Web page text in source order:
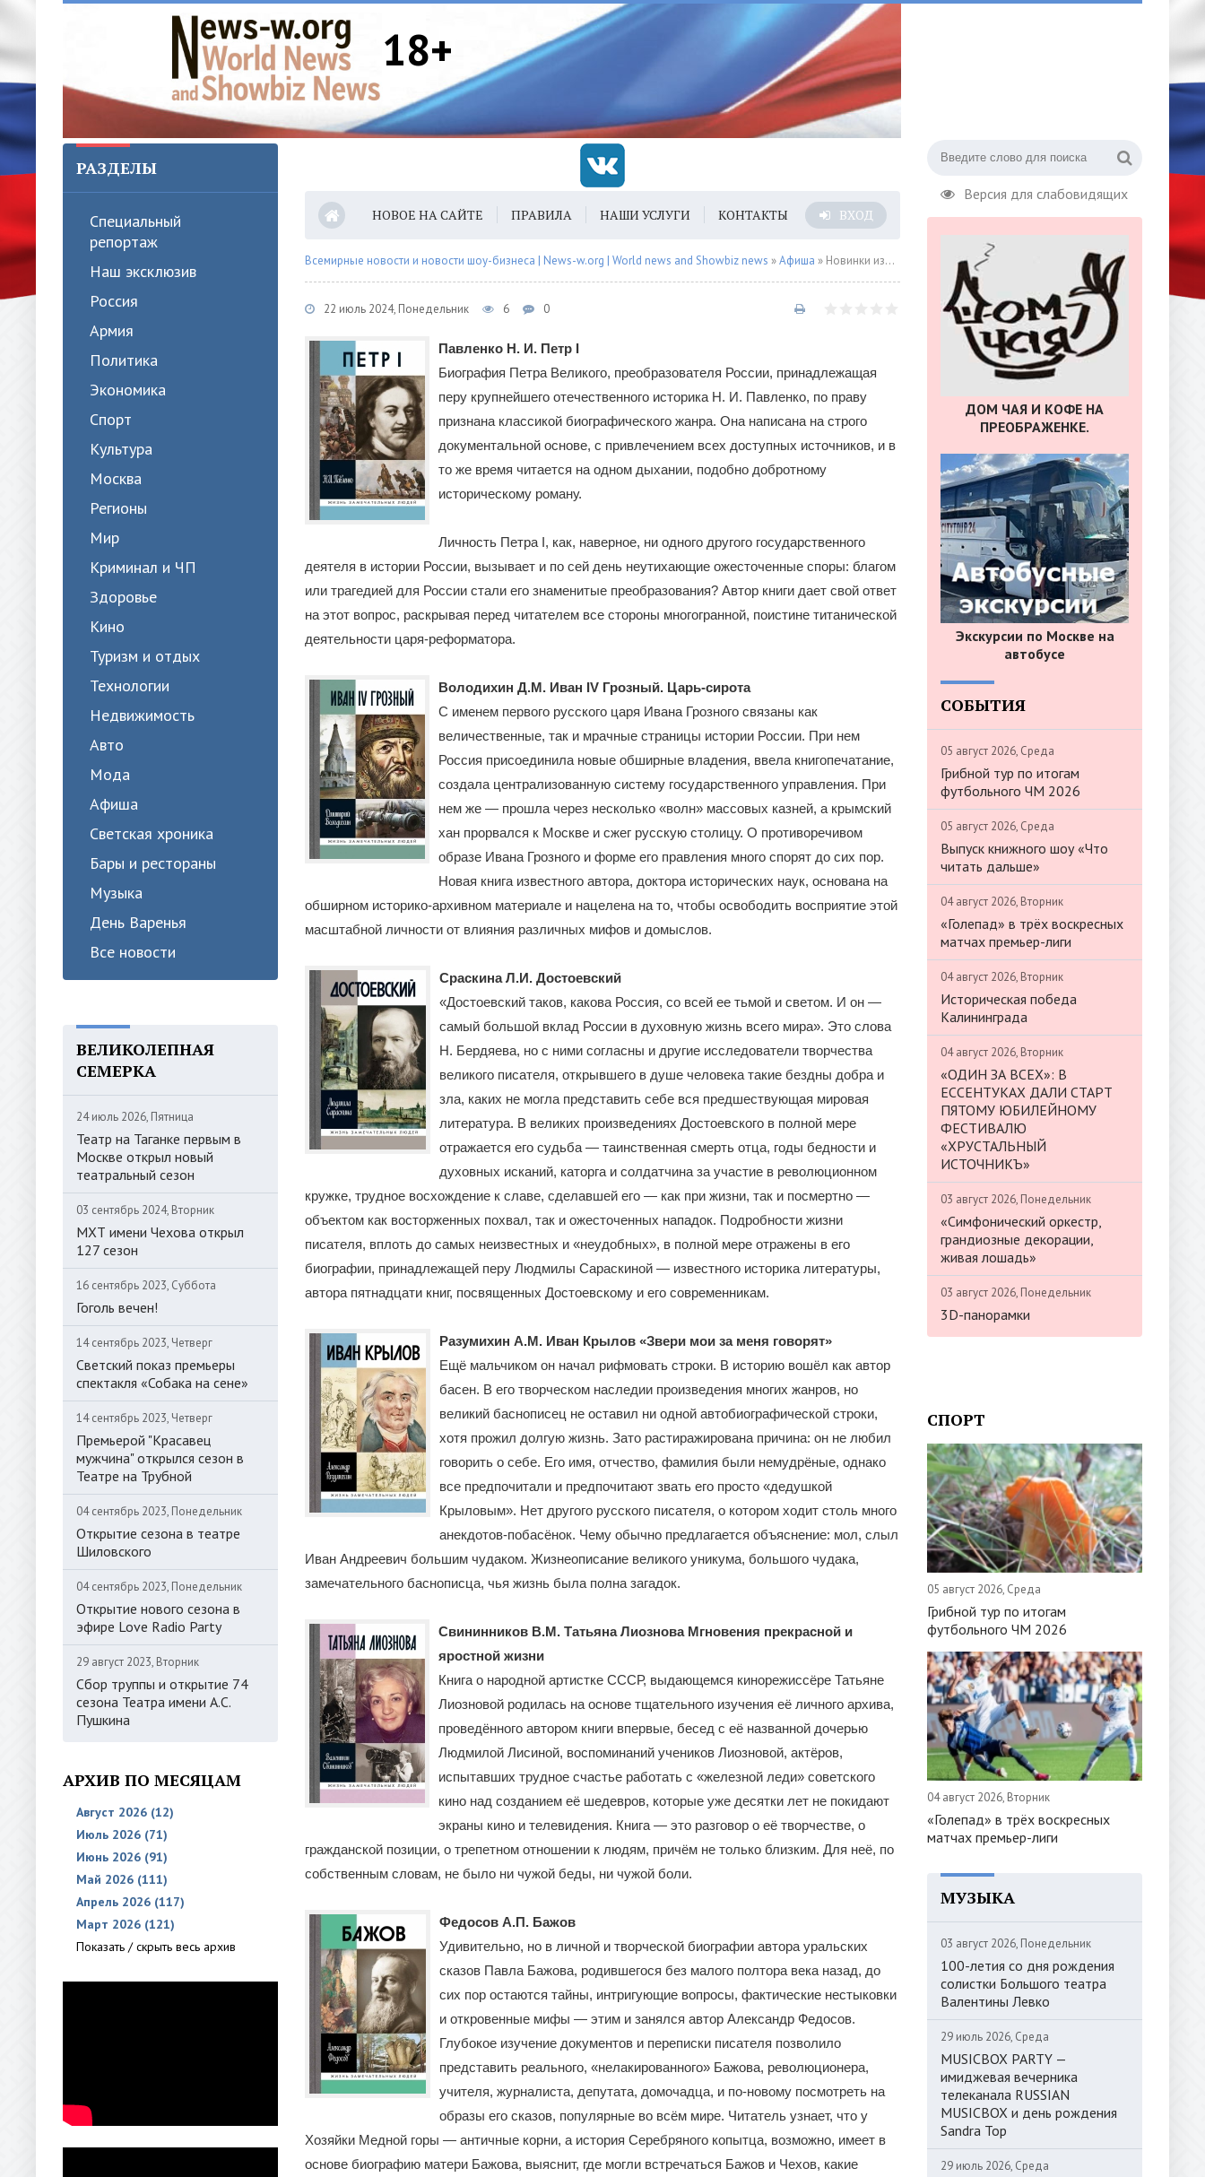
18+
Версия для слабовидящих
РАЗДЕЛЫ
Специальный
репортаж
Наш эксклюзив
Россия
Армия
Политика
Экономика
Спорт
Культура
Москва
Регионы
Мир
Криминал и ЧП
Здоровье
Кино
Туризм и отдых
Технологии
Недвижимость
Авто
Мода
Афиша
Светская хроника
Бары и рестораны
Музыка
День Варенья
Все новости
ВЕЛИКОЛЕПНАЯ
СЕМЕРКА
24 июль 2026, Пятница
Театр на Таганке первым в
Москве открыл новый
театральный сезон
03 сентябрь 2024, Вторник
МХТ имени Чехова открыл
127 сезон
16 сентябрь 2023, Суббота
Гоголь вечен!
14 сентябрь 2023, Четверг
Светский показ премьеры
спектакля «Собака на сене»
14 сентябрь 2023, Четверг
Премьерой "Красавец
мужчина" открылся сезон в
Театре на Трубной
04 сентябрь 2023, Понедельник
Открытие сезона в театре
Шиловского
04 сентябрь 2023, Понедельник
Открытие нового сезона в
эфире Love Radio Party
29 август 2023, Вторник
Сбор труппы и открытие 74
сезона Театра имени А.С.
Пушкина
АРХИВ ПО МЕСЯЦАМ
Август 2026 (12)
Июль 2026 (71)
Июнь 2026 (91)
Май 2026 (111)
Апрель 2026 (117)
Март 2026 (121)
Показать / скрыть весь архив
НОВОЕ НА САЙТЕ ПРАВИЛА НАШИ УСЛУГИ КОНТАКТЫ ВХОД
Всемирные новости и новости шоу-бизнеса | News-w.org | World news and Showbiz news »Афиша » Новинки издательства "Молодая гвардия"
22 июль 2024, Понедельник 6 0
Павленко Н. И. Петр I
Биография Петра Великого, преобразователя России, принадлежащая
перу крупнейшего отечественного историка Н. И. Павленко, по праву
признана классикой биографического жанра. Она написана на строго
документальной основе, с привлечением всех доступных источников, и в
то же время читается на одном дыхании, подобно добротному
историческому роману.
Личность Петра I, как, наверное, ни одного другого государственного
деятеля в истории России, вызывает и по сей день неутихающие ожесточенные споры: благом
или трагедией для России стали его знаменитые преобразования? Автор книги дает свой ответ
на этот вопрос, раскрывая перед читателем все стороны многогранной, поистине титанической
деятельности царя-реформатора.
Володихин Д.М. Иван IV Грозный. Царь-сирота
С именем первого русского царя Ивана Грозного связаны как
величественные, так и мрачные страницы истории России. При нем
Россия присоединила новые обширные владения, ввела книгопечатание,
создала централизованную систему государственного управления. При
нем же — прошла через несколько «волн» массовых казней, а крымский
хан прорвался к Москве и сжег русскую столицу. О противоречивом
образе Ивана Грозного и форме его правления много спорят до сих пор.
Новая книга известного автора, доктора исторических наук, основана на
обширном историко-архивном материале и нацелена на то, чтобы освободить восприятие этой
масштабной личности от влияния различных мифов и домыслов.
Сраскина Л.И. Достоевский
«Достоевский таков, какова Россия, со всей ее тьмой и светом. И он —
самый большой вклад России в духовную жизнь всего мира». Это слова
Н. Бердяева, но с ними согласны и другие исследователи творчества
великого писателя, открывшего в душе человека такие бездны добра и
зла, каких не могла представить себе вся предшествующая мировая
литература. В великих произведениях Достоевского в полной мере
отражается его судьба — таинственная смерть отца, годы бедности и
духовных исканий, каторга и солдатчина за участие в революционном
кружке, трудное восхождение к славе, сделавшей его — как при жизни, так и посмертно —
объектом как восторженных похвал, так и ожесточенных нападок. Подробности жизни
писателя, вплоть до самых неизвестных и «неудобных», в полной мере отражены в его
биографии, принадлежащей перу Людмилы Сараскиной — известного историка литературы,
автора пятнадцати книг, посвященных Достоевскому и его современникам.
Разумихин А.М. Иван Крылов «Звери мои за меня говорят»
Ещё мальчиком он начал рифмовать строки. В историю вошёл как автор
басен. В его творческом наследии произведения многих жанров, но
великий баснописец не оставил ни одной автобиографической строки,
хотя прожил долгую жизнь. Зато растиражирована причина: он не любил
говорить о себе. Его имя, отчество, фамилия были немудрёные, однако
все предпочитали и предпочитают звать его просто «дедушкой
Крыловым». Нет другого русского писателя, о котором ходит столь много
анекдотов-побасёнок. Чему обычно предлагается объяснение: мол, слыл
Иван Андреевич большим чудаком. Жизнеописание великого уникума, большого чудака,
замечательного баснописца, чья жизнь была полна загадок.
Свининников В.М. Татьяна Лиознова Мгновения прекрасной и
яростной жизни
Книга о народной артистке СССР, выдающемся кинорежиссёре Татьяне
Лиозновой родилась на основе тщательного изучения её личного архива,
проведённого автором книги впервые, бесед с её названной дочерью
Людмилой Лисиной, воспоминаний учеников Лиозновой, актёров,
испытавших трудное счастье работать с «железной леди» советского
кино над созданием её шедевров, которые уже десятки лет не покидают
экраны кино и телевидения. Книга — это разговор о её творчестве, о
гражданской позиции, о трепетном отношении к людям, причём не только близким. Для неё, по
собственным словам, не было ни чужой беды, ни чужой боли.
Федосов А.П. Бажов
Удивительно, но в личной и творческой биографии автора уральских
сказов Павла Бажова, родившегося без малого полтора века назад, до
сих пор остаются тайны, интригующие вопросы, фактические нестыковки
и откровенные мифы — этим и занялся автор Александр Федосов.
Глубокое изучение документов и переписки писателя позволило
представить реального, «нелакированного» Бажова, революционера,
учителя, журналиста, депутата, домочадца, и по-новому посмотреть на
образы его сказов, популярные во всём мире. Читатель узнает, что у
Хозяйки Медной горы — античные корни, а история Серебряного копытца, возможно, имеет в
основе биографию матери Бажова, выяснит, где могли встречаться Бажов и Чехов, какие
ДОМ ЧАЯ И КОФЕ НА
ПРЕОБРАЖЕНКЕ.
Экскурсии по Москве на
автобусе
СОБЫТИЯ
05 август 2026, Среда
Грибной тур по итогам
футбольного ЧМ 2026
05 август 2026, Среда
Выпуск книжного шоу «Что
читать дальше»
04 август 2026, Вторник
«Голепад» в трёх воскресных
матчах премьер-лиги
04 август 2026, Вторник
Историческая победа
Калининграда
04 август 2026, Вторник
«ОДИН ЗА ВСЕХ»: В
ЕССЕНТУКАХ ДАЛИ СТАРТ
ПЯТОМУ ЮБИЛЕЙНОМУ
ФЕСТИВАЛЮ
«ХРУСТАЛЬНЫЙ
ИСТОЧНИКЪ»
03 август 2026, Понедельник
«Симфонический оркестр,
грандиозные декорации,
живая лошадь»
03 август 2026, Понедельник
3D-панорамки
СПОРТ
05 август 2026, Среда
Грибной тур по итогам
футбольного ЧМ 2026
04 август 2026, Вторник
«Голепад» в трёх воскресных
матчах премьер-лиги
МУЗЫКА
03 август 2026, Понедельник
100-летия со дня рождения
солистки Большого театра
Валентины Левко
29 июль 2026, Среда
MUSICBOX PARTY —
имиджевая вечерника
телеканала RUSSIAN
MUSICBOX и день рождения
Sandra Top
29 июль 2026, Среда